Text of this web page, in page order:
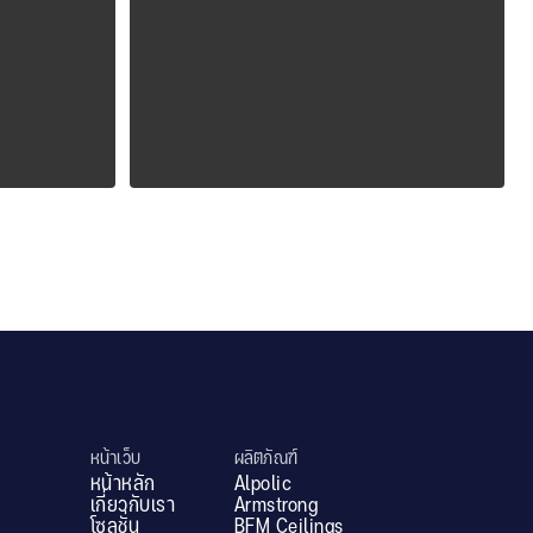
หน้าเว็บ
หน้าหลัก
เกี่ยวกับเรา
โซลูชั่น
ผลิตภัณฑ์
Alpolic
Armstrong
BFM Ceilings